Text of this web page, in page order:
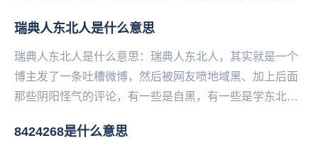
瑞典人东北人是什么意思
瑞典人东北人是什么意思：瑞典人东北人，其实就是一个
博主发了一条吐槽微博，然后被网友喷地域黑、加上后面
那些阴阳怪气的评论，有一些是自黑，有一些是学东北人
说...
8424268是什么意思